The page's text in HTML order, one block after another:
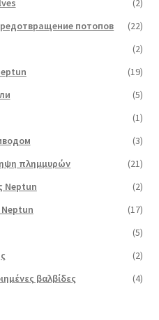
потопов
(22)
(2)
(19)
(5)
(1)
(3)
πλημμυρών
(21)
Neptun
(2)
(17)
(5)
(2)
βαλβίδες
(4)